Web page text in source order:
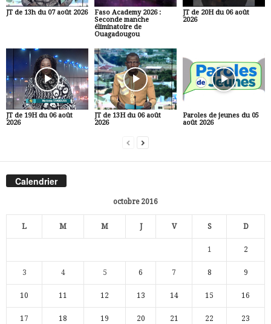
JT de 13h du 07 août 2026
Faso Academy 2026 :
Seconde manche
éliminatoire de
Ouagadougou
JT de 20H du 06 août
2026
JT de 19H du 06 août
2026
JT de 13H du 06 août
2026
Paroles de jeunes du 05
août 2026
Calendrier
octobre 2016
L M M J V S D
1 2
3 4 5 6 7 8 9
10 11 12 13 14 15 16
17 18 19 20 21 22 23